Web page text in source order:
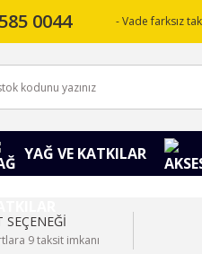
0044 - Vade farksız
YAĞ VE KATKILAR
SEÇENEĞİ
9 taksit imkanı